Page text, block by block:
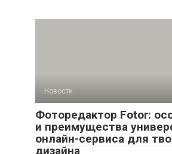
Новости
Фоторедактор Fotor:
и преимущества
онлайн-сервиса для
дизайна